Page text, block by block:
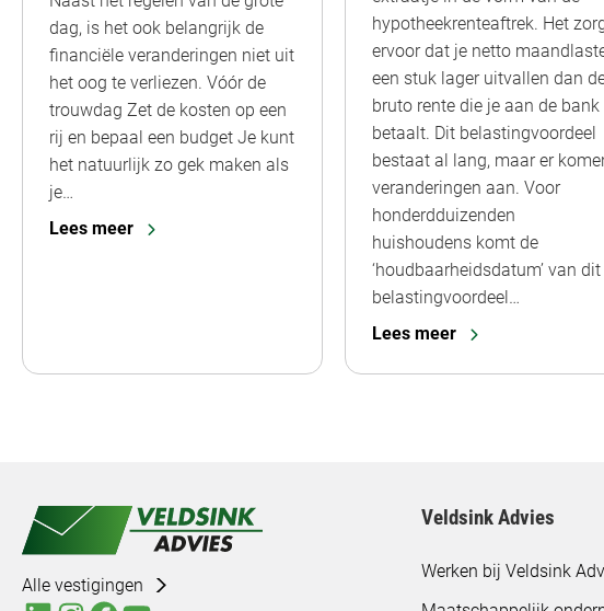
dag, is het ook belangrijk de
financiële veranderingen niet uit
het oog te verliezen. Vóór de
trouwdag Zet de kosten op een
rij en bepaal een budget Je kunt
het natuurlijk zo gek maken als
je…
Lees meer
hypotheekrenteaftrek. Het
ervoor dat je netto
een stuk lager uitvallen dan
bruto rente die je aan de bank
betaalt. Dit belastingvoordeel
bestaat al lang, maar er
veranderingen aan. Voor
honderdduizenden
huishoudens komt de
‘houdbaarheidsdatum’ van dit
belastingvoordeel…
Lees meer
Alle vestigingen
Veldsink Advies
Werken bij Veldsink